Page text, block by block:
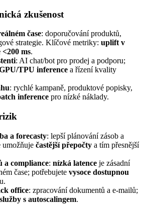
zkušenost
čase: doporučování produktů,
strategie. Klíčové metriky: uplift v
<200 ms.
: AI chat/bot pro prodej a podporu;
TPU inference a řízení kvality
: rychlé kampaně, produktové popisky,
inference pro nízké náklady.
a forecasty: lepší plánování zásob a
umožňuje častější přepočty a tím přesnější
a compliance: nízká latence je zásadní
čase; potřebujete vysoce dostupnou
office: zpracování dokumentů a e-mailů;
s autoscalingem.